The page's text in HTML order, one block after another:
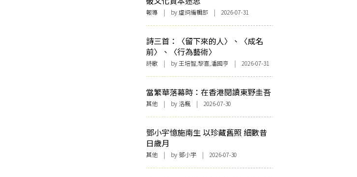
報導 | by 虛詞編輯部 | 2026-07-31
詩三首：〈留下來的人〉、〈成名
前〉、〈行為藝術〉
詩歌 | by 王培智,黎喜,潘國亨 | 2026-07-31
當繁華落幕時：在香港閱讀東野圭吾
其他 | by洛楓 | 2026-07-30
鄧小宇憶施南生 以珍藏舊照 細數昔
日歲月
其他 | by 鄧小宇 | 2026-07-30